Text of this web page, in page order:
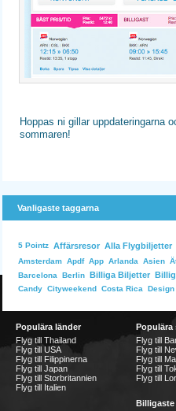
Hoppas ni gillar uppdateringarna
sommaren!
Vanligaste taggarna
5 Pointz Affärsresor Alla Flygbiljetter
Amsterdam Apdf App Arlanda Asien
Barcelona
Berlin Billiga Biljetter
Candy Cityweekend Costa Rica Design
Populära länder
Flyg till Thailand
Flyg till USA
Flyg till Filippinerna
Flyg till Japan
Flyg till Storbritannien
Flyg till Italien
Populära
Flyg till
Flyg till
Flyg till
Flyg till
Flyg till
Billigaste